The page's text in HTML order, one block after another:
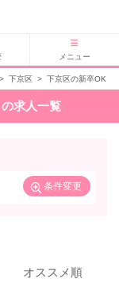
メニュー
> 下京区 > 下京区の新卒OK
求人一覧
条件変更
オススメ順